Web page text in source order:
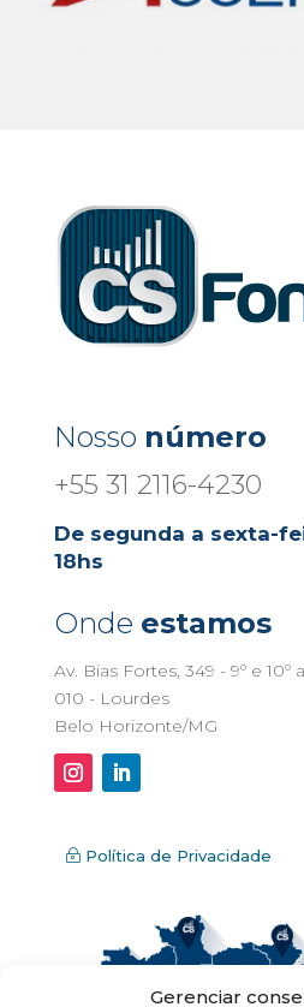
Gerenciar
Nosso número
+55 31 2116-4230
De segunda a sexta-
18hs
Onde estamos
Av. Bias Fortes, 349 - 9º e 10º
010 - Lourdes
Belo Horizonte/MG
Política de Privacidade